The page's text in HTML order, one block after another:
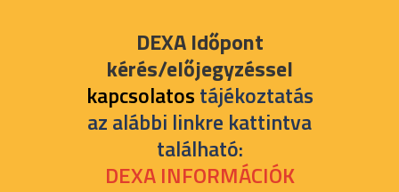
DEXA Időpont
kérés/előjegyzéssel
kapcsolatostájékoztatás
az alábbi linkre kattintva
található:
DEXA INFORMÁCIÓK